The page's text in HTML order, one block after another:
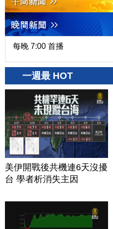
每晚 7:00 首播
一週最 HOT
美伊開戰後共機連6天沒擾
台 學者析消失主因